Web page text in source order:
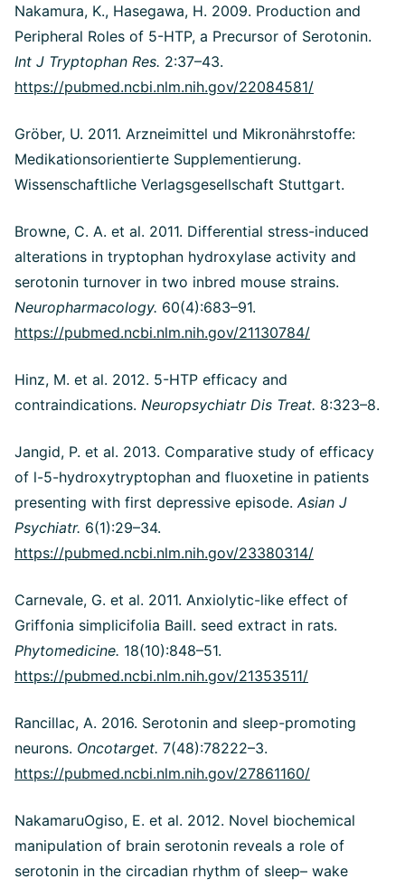
Nakamura, K., Hasegawa, H. 2009. Production and
Peripheral Roles of 5-HTP, a Precursor of Serotonin.
Int J Tryptophan Res. 2:37–43.
https://pubmed.ncbi.nlm.nih.gov/22084581/
Gröber, U. 2011. Arzneimittel und Mikronährstoffe:
Medikationsorientierte Supplementierung.
Wissenschaftliche Verlagsgesellschaft Stuttgart.
Browne, C. A. et al. 2011. Differential stress-induced
alterations in tryptophan hydroxylase activity and
serotonin turnover in two inbred mouse strains.
Neuropharmacology. 60(4):683–91.
https://pubmed.ncbi.nlm.nih.gov/21130784/
Hinz, M. et al. 2012. 5-HTP efficacy and
contraindications. Neuropsychiatr Dis Treat. 8:323–8.
Jangid, P. et al. 2013. Comparative study of efficacy
of l-5-hydroxytryptophan and fluoxetine in patients
presenting with first depressive episode. Asian J
Psychiatr. 6(1):29–34.
https://pubmed.ncbi.nlm.nih.gov/23380314/
Carnevale, G. et al. 2011. Anxiolytic-like effect of
Griffonia simplicifolia Baill. seed extract in rats.
Phytomedicine. 18(10):848–51.
https://pubmed.ncbi.nlm.nih.gov/21353511/
Rancillac, A. 2016. Serotonin and sleep-promoting
neurons. Oncotarget. 7(48):78222–3.
https://pubmed.ncbi.nlm.nih.gov/27861160/
NakamaruOgiso, E. et al. 2012. Novel biochemical
manipulation of brain serotonin reveals a role of
serotonin in the circadian rhythm of sleep– wake